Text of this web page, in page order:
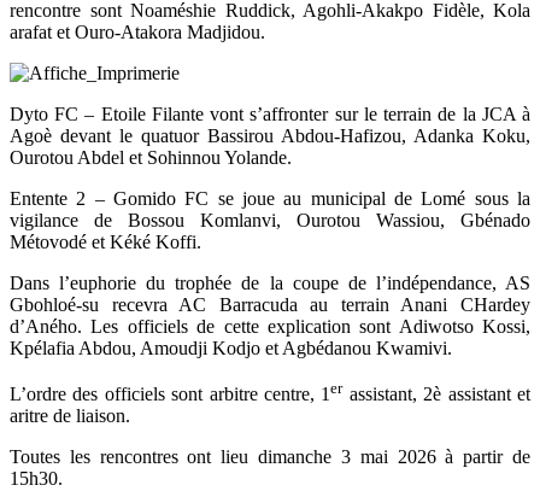
rencontre sont Noaméshie Ruddick, Agohli-Akakpo Fidèle, Kola
arafat et Ouro-Atakora Madjidou.
Dyto FC – Etoile Filante vont s’affronter sur le terrain de la JCA à
Agoè devant le quatuor Bassirou Abdou-Hafizou, Adanka Koku,
Ourotou Abdel et Sohinnou Yolande.
Entente 2 – Gomido FC se joue au municipal de Lomé sous la
vigilance de Bossou Komlanvi, Ourotou Wassiou, Gbénado
Métovodé et Kéké Koffi.
Dans l’euphorie du trophée de la coupe de l’indépendance, AS
Gbohloé-su recevra AC Barracuda au terrain Anani CHardey
d’Aného. Les officiels de cette explication sont Adiwotso Kossi,
Kpélafia Abdou, Amoudji Kodjo et Agbédanou Kwamivi.
L’ordre des officiels sont arbitre centre, 1erassistant, 2è assistant et
aritre de liaison.
Toutes les rencontres ont lieu dimanche 3 mai 2026 à partir de
15h30.